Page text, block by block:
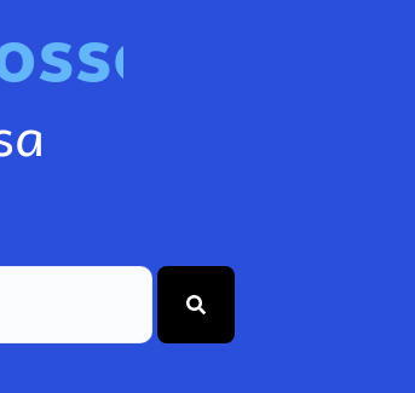
sso